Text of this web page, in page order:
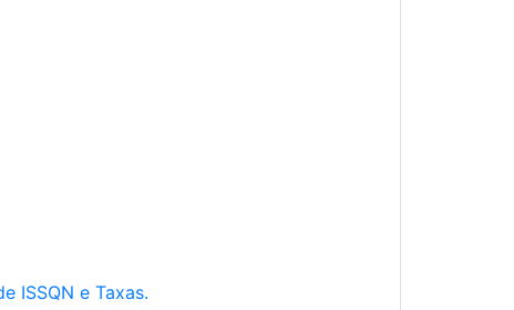
ISSQN e Taxas.